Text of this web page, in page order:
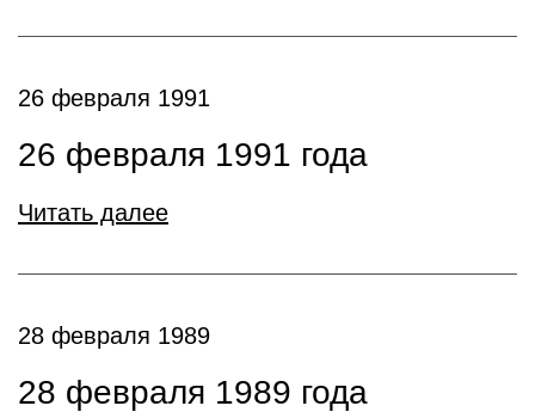
26 февраля 1991
26 февраля 1991 года
Читать далее
28 февраля 1989
28 февраля 1989 года